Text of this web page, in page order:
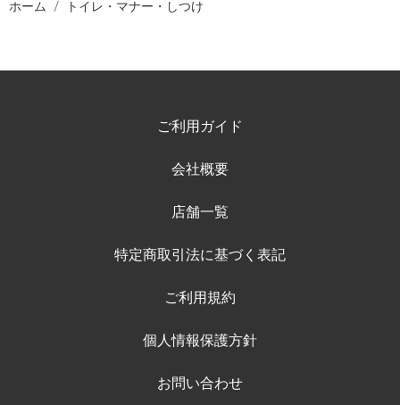
ホーム トイレ・マナー・しつけ
ご利用ガイド
会社概要
店舗一覧
特定商取引法に基づく表記
ご利用規約
個人情報保護方針
お問い合わせ